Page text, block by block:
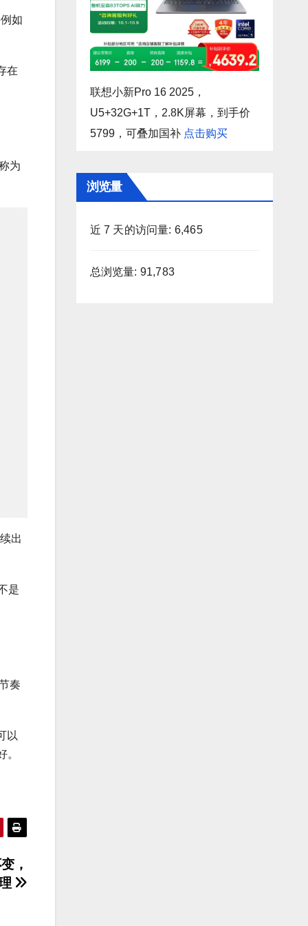
如
在
为
出
是
奏
以
。
，
联想小新Pro 16 2025，
U5+32G+1T，2.8K屏幕，到手价
5799，可叠加国补 点击购买
浏览量
近 7 天的访问量: 6,465
总浏览量: 91,783